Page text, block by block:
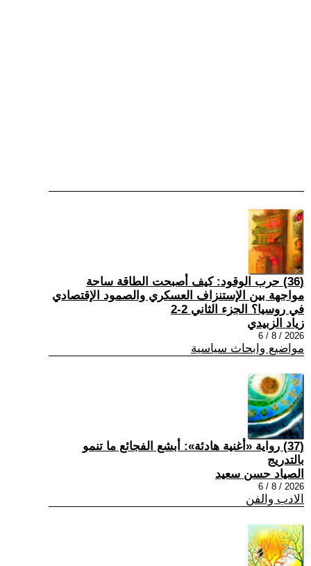
(36) حرب الوقود: كيف أصبحت الطاقة ساحة
مواجهة بين الإستنزاف العسكري والصمود الإقتصادي
في روسيا؟ الجزء الثاني 2-2
زياد الزبيدي
2026 / 8 / 6
مواضيع وابحاث سياسية
(37) رواية «أغنية هادئة»: أبشع الفجائع ما تنمو
بالتدريج
الصياد حسن سعيد
2026 / 8 / 6
الادب والفن